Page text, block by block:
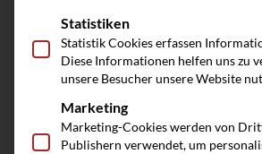
Statistiken
Statistik Cookies erfassen
Diese Informationen helfen uns zu
unsere Besucher unsere Website
Marketing
Marketing-Cookies werden von
Publishern verwendet, um